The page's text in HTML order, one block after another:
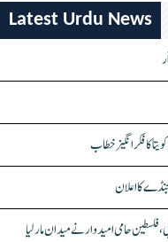
Latest Urdu News
کا فکر انگیز خطاب
کا اعلان
حامی امیدوار نے میدان مار لیا